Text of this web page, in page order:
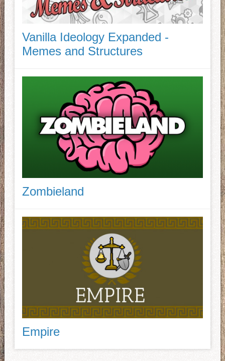
Vanilla Ideology Expanded -
Memes and Structures
Zombieland
Empire